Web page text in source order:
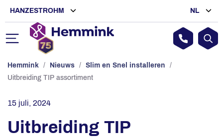
HANZESTROHM NL
Hemmink / Nieuws / Slim en Snel installeren
/
Uitbreiding TIP assortiment
15 juli, 2024
Uitbreiding TIP